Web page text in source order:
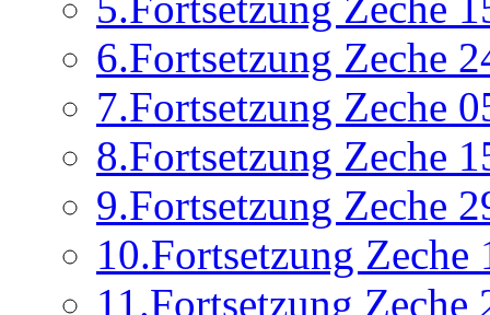
6.Fortsetzung Zeche
7.Fortsetzung Zeche
8.Fortsetzung Zeche
9.Fortsetzung Zeche
10.Fortsetzung Zeche
11.Fortsetzung Zeche